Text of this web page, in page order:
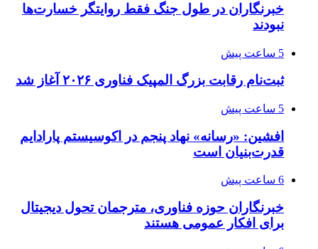
خبرنگاران در طول جنگ فقط روایتگر خسارت‌ها
نبودند
5 ساعت پیش
ثبت‌نام رقابت بزرگ المپیک فناوری ۲۰۲۶ آغاز شد
5 ساعت پیش
افشین: «رسانه» نهاد پنجم در اکوسیستم پارادایم
قدرت‌بنیان است
6 ساعت پیش
خبرنگاران حوزه فناوری، مترجمان تحول دیجیتال
برای افکار عمومی هستند